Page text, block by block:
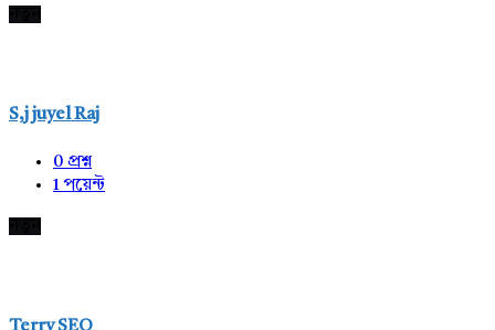
S,j juyel Raj
0 প্রশ্ন
1পয়েন্ট